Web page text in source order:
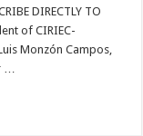
DIRECTLY TO
of CIRIEC-
Monzón Campos,
…